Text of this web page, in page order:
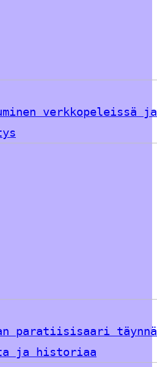
verkkopeleissä ja
paratiisisaari täynnä
ja historiaa